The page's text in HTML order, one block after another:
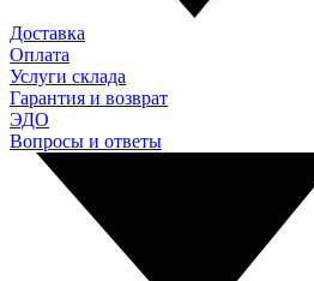
Доставка
Оплата
Услуги склада
Гарантия и возврат
ЭДО
Вопросы и ответы